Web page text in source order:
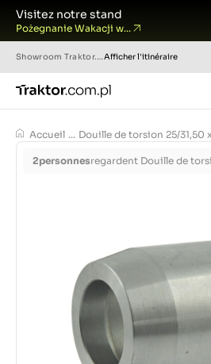
Visitez notre stand
Pożegnanie Wakacji w...
Showroom Traktor.com.pl Afficher l'itinéraire
Accueil ... Douille de torsion 25/31,50
2personnesregardent Douille de